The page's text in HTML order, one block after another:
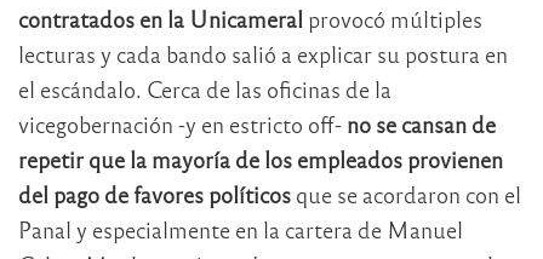
contratados en la Unicameral provocó múltiples
lecturas y cada bando salió a explicar su postura en
el escándalo. Cerca de las oficinas de la
vicegobernación -y en estricto off- no se cansan de
repetir que la mayoría de los empleados provienen
del pago de favores políticos que se acordaron con el
Panal y especialmente en la cartera de Manuel